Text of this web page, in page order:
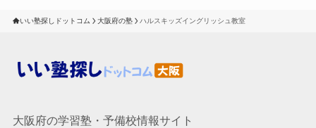
いい塾探しドットコム 大阪府の塾 ハルスキッズイングリッシュ教室
大阪府の学習塾・予備校情報サイト